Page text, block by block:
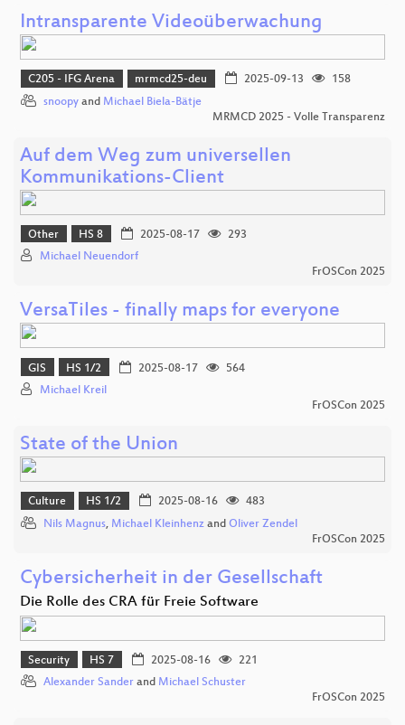
Intransparente Videoüberwachung
C205 - IFG Arena mrmcd25-deu 2025-09-13
158
snoopy and Michael Biela-Bätje
MRMCD 2025 - Volle Transparenz
Auf dem Weg zum universellen
Kommunikations-Client
Other HS 8 2025-08-17
293
Michael Neuendorf
FrOSCon 2025
VersaTiles - finally maps for everyone
GIS HS 1/2 2025-08-17
564
Michael Kreil
FrOSCon 2025
State of the Union
Culture HS 1/2 2025-08-16
483
Nils Magnus, Michael Kleinhenz and Oliver Zendel
FrOSCon 2025
Cybersicherheit in der Gesellschaft
Die Rolle des CRA für Freie Software
Security HS 7 2025-08-16
221
Alexander Sander and Michael Schuster
FrOSCon 2025